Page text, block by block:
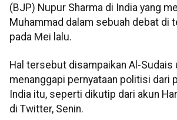
(BJP) Nupur Sharma di India yang
Muhammad dalam sebuah debat di
pada Mei lalu.
Hal tersebut disampaikan Al-Sudais
menanggapi pernyataan politisi dari
India itu, seperti dikutip dari akun
di Twitter, Senin.